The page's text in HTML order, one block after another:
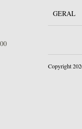
GERAL
Copyright